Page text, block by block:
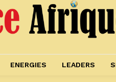
ENERGIES LEADERS